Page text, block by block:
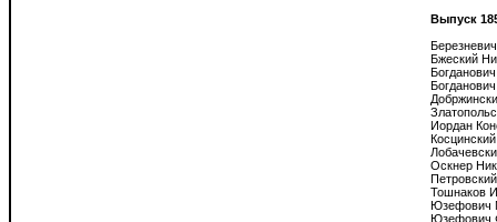
Выпуск
Бжеский
Иордан
Оскнер
Тошнаков
Юзефович
Юзефович